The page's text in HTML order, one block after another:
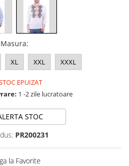
Masura:
XL XXL XXXL
EPUIZAT
1 -2 zile lucratoare
STOC
PR200231
la Favorite